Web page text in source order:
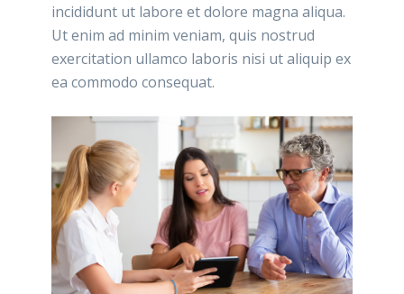
incididunt ut labore et dolore magna aliqua.
Ut enim ad minim veniam, quis nostrud
exercitation ullamco laboris nisi ut aliquip ex
ea commodo consequat.